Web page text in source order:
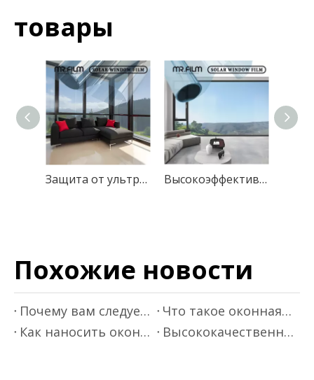
товары
Защита от ультрафиолета + устойчивость к разрушению + защитная пленка для термоконтроля с блокировкой 93% ИК-излучения Высокоэффективная оконная пленка для отвода тепла, 99% защита от УФ-излучения
Похожие новости
Почему вам следует рассмотреть возможность использования оконной пленки на ваших окнах
Что такое оконная пленка?
Как наносить оконную пленку
Высококачественная строительная пленка для строительства и защиты